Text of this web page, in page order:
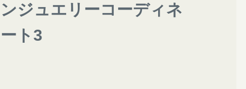
ンジュエリーコーディネ
ート3